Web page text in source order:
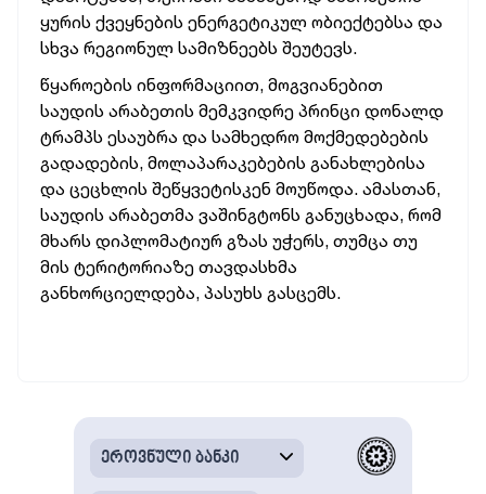
ყურის ქვეყნების ენერგეტიკულ ობიექტებსა და
სხვა რეგიონულ სამიზნეებს შეუტევს.
წყაროების ინფორმაციით, მოგვიანებით
საუდის არაბეთის მემკვიდრე პრინცი დონალდ
ტრამპს ესაუბრა და სამხედრო მოქმედებების
გადადების, მოლაპარაკებების განახლებისა
და ცეცხლის შეწყვეტისკენ მოუწოდა. ამასთან,
საუდის არაბეთმა ვაშინგტონს განუცხადა, რომ
მხარს დიპლომატიურ გზას უჭერს, თუმცა თუ
მის ტერიტორიაზე თავდასხმა
განხორციელდება, პასუხს გასცემს.